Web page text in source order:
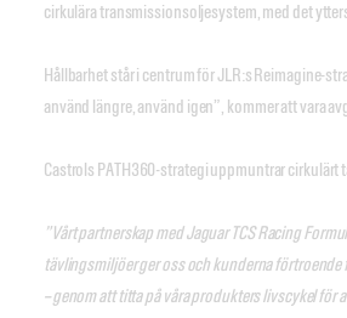
cirkulära transmissionsoljesystem, med det
Hållbarhet står i centrum för JLR:s Reimagine-
använd längre, använd igen”, kommer att vara
Castrols PATH360-strategi uppmuntrar cirkulärt
”Vårt partnerskap med Jaguar TCS Racing
tävlingsmiljöer ger oss och kunderna förtroende
– genom att titta på våra produkters livscykel för